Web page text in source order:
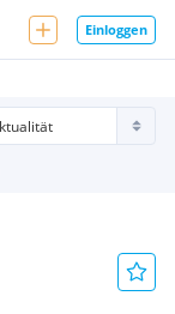
Einloggen